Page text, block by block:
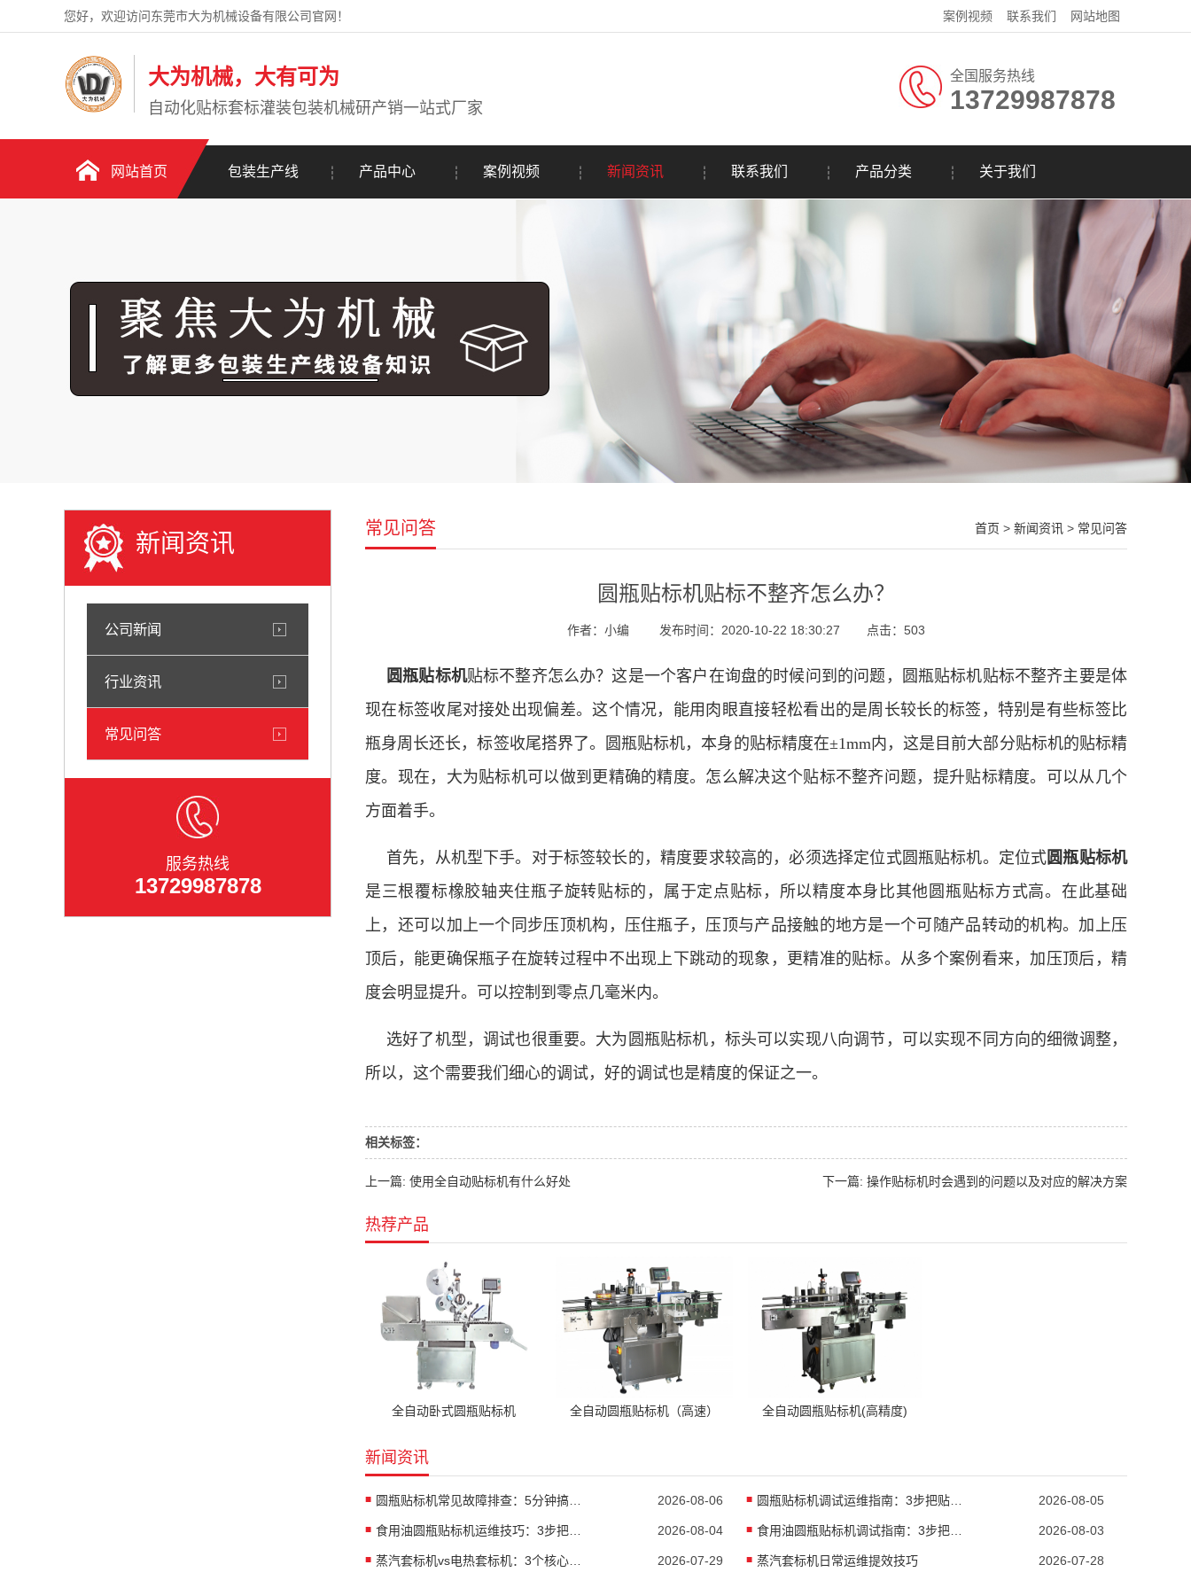
您好，欢迎访问东莞市大为机械设备有限公司官网！ 案例视频 联系我们 网站地图
大为机械，大有可为
自动化贴标套标灌装包装机械研产销一站式厂家
全国服务热线
13729987878
网站首页 包装生产线 产品中心 案例视频 新闻资讯 联系我们 产品分类 关于我们
新闻资讯
公司新闻
行业资讯
常见问答
服务热线
13729987878
常见问答 首页 > 新闻资讯 > 常见问答
圆瓶贴标机贴标不整齐怎么办？
作者：小编 发布时间：2020-10-22 18:30:27 点击： 503
圆瓶贴标机贴标不整齐怎么办？这是一个客户在询盘的时候问到的问题，圆瓶贴标机贴标不整齐主要是体
现在标签收尾对接处出现偏差。这个情况，能用肉眼直接轻松看出的是周长较长的标签，特别是有些标签比
瓶身周长还长，标签收尾搭界了。圆瓶贴标机，本身的贴标精度在±1mm内，这是目前大部分贴标机的贴标精
度。现在， 大为贴标机可以做到更精确的精度。怎么解决这个贴标不整齐问题，提升贴标精度。可以从几个
方面着手。
首先，从机型下手。对于标签较长的，精度要求较高的，必须选择定位式圆瓶贴标机。定位式圆瓶贴标机
是三根覆标橡胶轴夹住瓶子旋转贴标的，属于定点贴标，所以精度本身比其他圆瓶贴标方式高。在此基础
上，还可以加上一个同步压顶机构，压住瓶子，压顶与产品接触的地方是一个可随产品转动的机构。加上压
顶后，能更确保瓶子在旋转过程中不出现上下跳动的现象，更精准的贴标。从多个案例看来，加压顶后，精
度会明显提升。可以控制到零点几毫米内。
选好了机型，调试也很重要。大为圆瓶贴标机，标头可以实现八向调节，可以实现不同方向的细微调整，
所以，这个需要我们细心的调试，好的调试也是精度的保证之一。
相关标签：
上一篇: 使用全自动贴标机有什么好处 下一篇: 操作贴标机时会遇到的问题以及对应的解决方案
热荐产品
全自动卧式圆瓶贴标机 全自动圆瓶贴标机（高速） 全自动圆瓶贴标机(高精度)
新闻资讯
2026-08-06 圆瓶贴标机调试运维指南：3步把贴标合格率拉到99.8% 2026-08-05
2026-08-04 食用油圆瓶贴标机调试指南：3步把贴标合格率拉到99.8% 2026-08-03
2026-07-29 蒸汽套标机日常运维提效技巧 2026-07-28